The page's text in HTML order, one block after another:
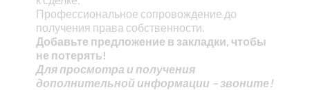
Профессиональное сопровождение до
получения права собственности.
Добавьте предложение в закладки, чтобы
не потерять!
Для просмотра и получения
дополнительной информации – звоните!